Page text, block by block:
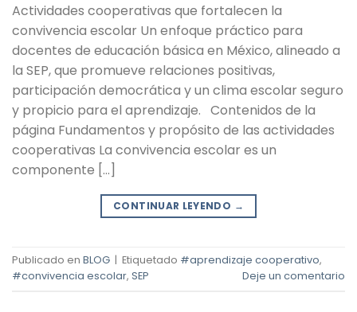
Actividades cooperativas que fortalecen la
convivencia escolar Un enfoque práctico para
docentes de educación básica en México, alineado a
la SEP, que promueve relaciones positivas,
participación democrática y un clima escolar seguro
y propicio para el aprendizaje. Contenidos de la
página Fundamentos y propósito de las actividades
cooperativas La convivencia escolar es un
componente […]
CONTINUAR LEYENDO →
Publicado en BLOG | Etiquetado #aprendizaje cooperativo,
#convivencia escolar, SEP Deje un comentario